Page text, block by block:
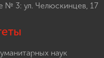
3: ул. Челюскинцев, 17
наук